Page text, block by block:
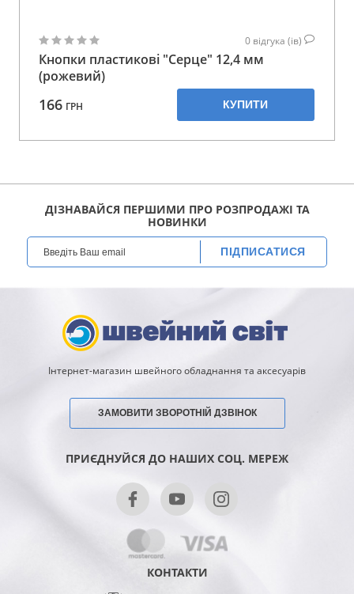
0 відгука (ів)
Кнопки пластикові "Серце" 12,4 мм
(рожевий)
166 ГРН КУПИТИ
ДІЗНАВАЙСЯ ПЕРШИМИ ПРО РОЗПРОДАЖІ ТА
НОВИНКИ
ПІДПИСАТИСЯ
Інтернет-магазин швейного обладнання та аксесуарів
ЗАМОВИТИ ЗВОРОТНІЙ ДЗВІНОК
ПРИЄДНУЙСЯ ДО НАШИХ СОЦ. МЕРЕЖ
КОНТАКТИ